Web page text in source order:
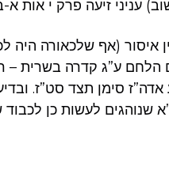
עניני זיעה פרק י אות א-
איסור (אף שלכאורה היה
הלחם ע”ג קדרה בשרית
סימן תצד סט”ז.
שנוהגים לעשות כן